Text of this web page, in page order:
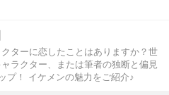
ターに恋したことはありますか？世
ラクター、または筆者の独断と偏見
プ！ イケメンの魅力をご紹介♪